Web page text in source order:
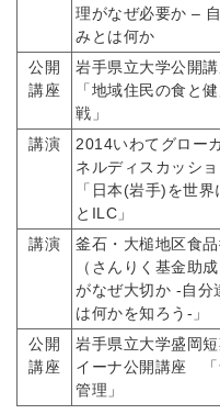
理がなぜ必要か –
みとは何か
公開
講座
岩手県立大学公開
「地域住民の食と
戦」
講演
2014いわてグロー
ネルディスカッシ
「日本(岩手)を世
とILC」
講演
釜石・大槌地区食
（さんりく基金助
がなぜ大切か -自分
は何かを知ろう-」
公開
講座
岩手県立大学盛岡
イーナ公開講座 「
管理」